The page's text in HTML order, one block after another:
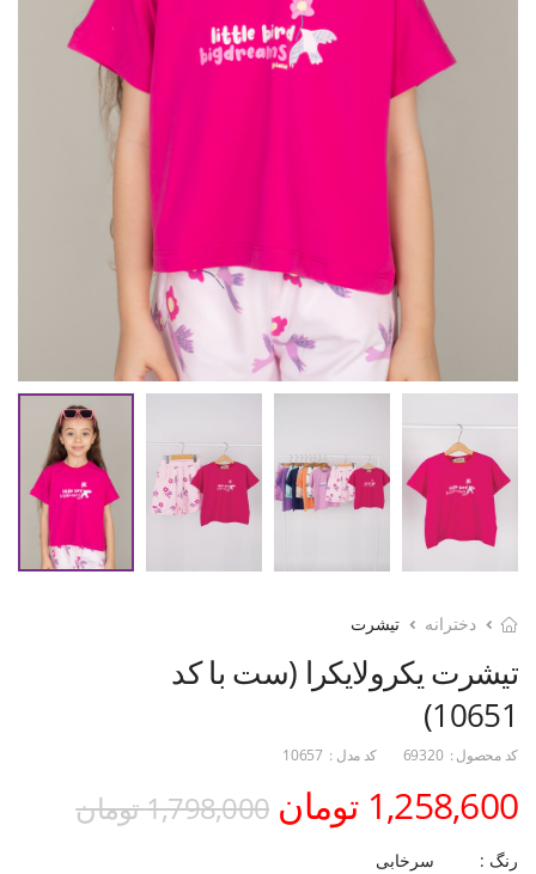
دخترانه تیشرت
تیشرت یکرولایکرا (ست با کد
10651)
کد محصول : 69320 کد مدل : 10657
1,258,600 تومان 1,798,000 تومان
رنگ : سرخابی